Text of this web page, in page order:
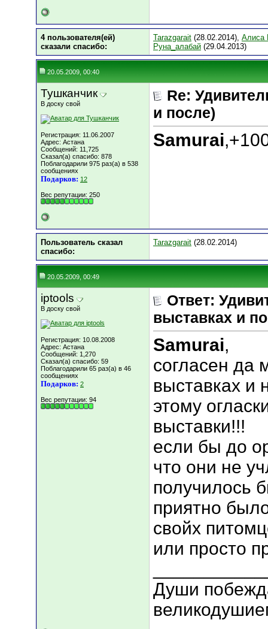
4 пользователя(ей)
сказали cпасибо:
Tarazgarait (28.02.2014), Алиса
Руна_алабай (29.04.2013)
20.05.2009, 00:40
Тушканчик
В доску свой
Регистрация: 11.06.2007
Адрес: Астана
Сообщений: 11,725
Сказал(а) спасибо: 878
Поблагодарили 975 раз(а) в 538
сообщениях
Подарков: 12
Вес репутации: 250
Re:
и после)
Samurai
Пользователь сказал
cпасибо:
Tarazgarait (28.02.2014)
20.05.2009, 00:49
iptools
В доску свой
Регистрация: 10.08.2008
Адрес: Астана
Сообщений: 1,270
Сказал(а) спасибо: 59
Поблагодарили 65 раз(а) в 46
сообщениях
Подарков: 2
Вес репутации: 94
Ответ:
выставках и
Samurai,
согласен да
выставках и
этому
выставки!!!
если бы до
что они не
получилось
приятно
свойх
или просто
Души